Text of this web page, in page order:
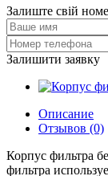
Залиште свій
Залишити заявку
Описание
Отзывов (0)
Корпус фильтра
фильтра